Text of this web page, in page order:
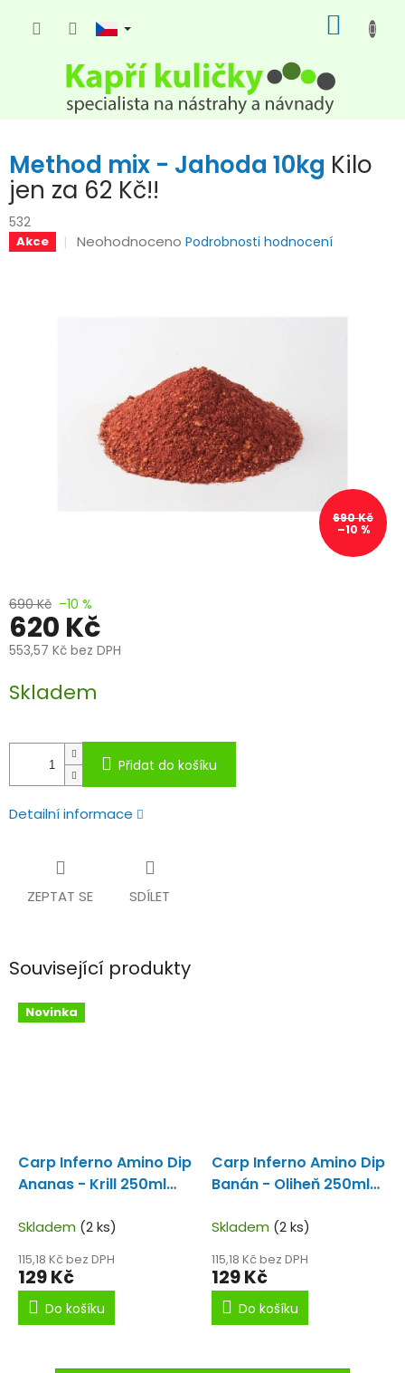
KOŠÍK
Method mix - Jahoda 10kg Kilo
jen za 62 Kč!!
532
Akce
Průměrné
Neohodnoceno Podrobnosti hodnocení
690 Kč
–10 %
690 Kč –10 %
620 Kč
553,57 Kč bez DPH
cena:
Skladem
Přidat do košíku
Detailní informace
ZEPTAT SE SDÍLET
Související produkty
Novinka
Carp Inferno Amino Dip
Ananas - Krill 250ml
Skladem (2 ks)
115,18 Kč bez DPH
129 Kč
Do košíku
Carp Inferno Amino Dip
Banán - Oliheň 250ml
dip.
Skladem (2 ks)
115,18 Kč bez DPH
129 Kč
Do košíku